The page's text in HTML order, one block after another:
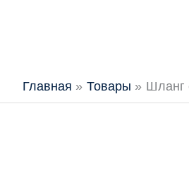
Главная Товары Шланг